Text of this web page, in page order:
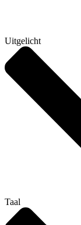
Uitgelicht
Taal